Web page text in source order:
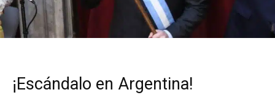
¡Escándalo en Argentina!